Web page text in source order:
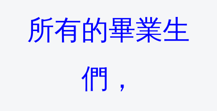
所有的畢業生
們，